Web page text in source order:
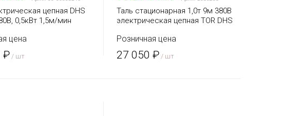
цепная DHS
0,5кВт 1,5м/мин
цена
₽/ шт
Таль стационарная 1,0т 9м 380В
электрическая цепная TOR DHS
Розничная цена
27 050 ₽ / шт